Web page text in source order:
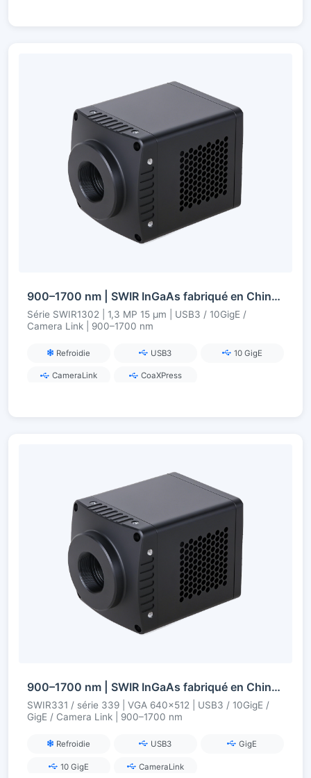
900–1700 nm | SWIR InGaAs fabriqué en Chine | 1,3 MP | USB3 / 10GigE / Camera Link | Réfrigéré | Caméra SWIR
Série SWIR1302 | 1,3 MP 15 µm | USB3 / 10GigE /
Camera Link | 900–1700 nm
Refroidie USB3 10 GigE
CameraLink CoaXPress
900–1700 nm | SWIR InGaAs fabriqué en Chine | VGA 0,33 MP | USB3 / 10GigE / GigE / Camera Link | Réfrigéré/Non Réfrigéré | Caméra SWIR
SWIR331 / série 339 | VGA 640×512 | USB3 / 10GigE /
GigE / Camera Link | 900–1700 nm
Refroidie USB3 GigE
10 GigE CameraLink